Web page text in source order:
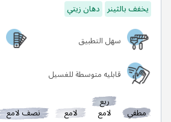
يخفف بالثينر دهان زيتي
سهل التطبيق
قابليه متوسطة للغسيل
مطفي
ربع
لامع لامع نصف لامع